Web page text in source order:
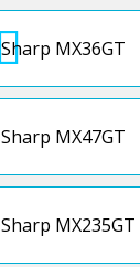
Sharp MX36GT
Sharp MX47GT
Sharp MX235GT